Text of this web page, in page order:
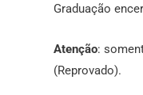
Graduação
Atenção:
(Reprovado).